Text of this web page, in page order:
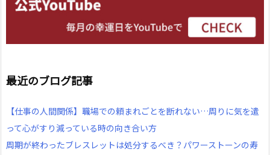
最近のブログ記事
【仕事の人間関係】職場での頼まれごとを断れない…周りに気を遣
って心がすり減っている時の向き合い方
周期が終わったブレスレットは処分するべき？パワーストーンの寿